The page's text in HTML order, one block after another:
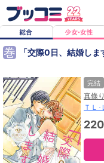
巻 「交際0日、結婚しま
完結
真條
ＴＬ･
220